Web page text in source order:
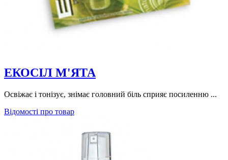
ЕКОСІЛ М'ЯТА
Освіжає і тонізує, знімає головний біль сприяє посиленню ...
Відомості про товар